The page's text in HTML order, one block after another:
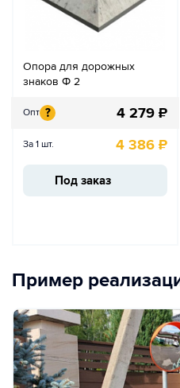
Опора для дорожных
знаков Ф 2
Опт ? 4 279 ₽
За 1 шт. 4 386 ₽
Под заказ
Пример